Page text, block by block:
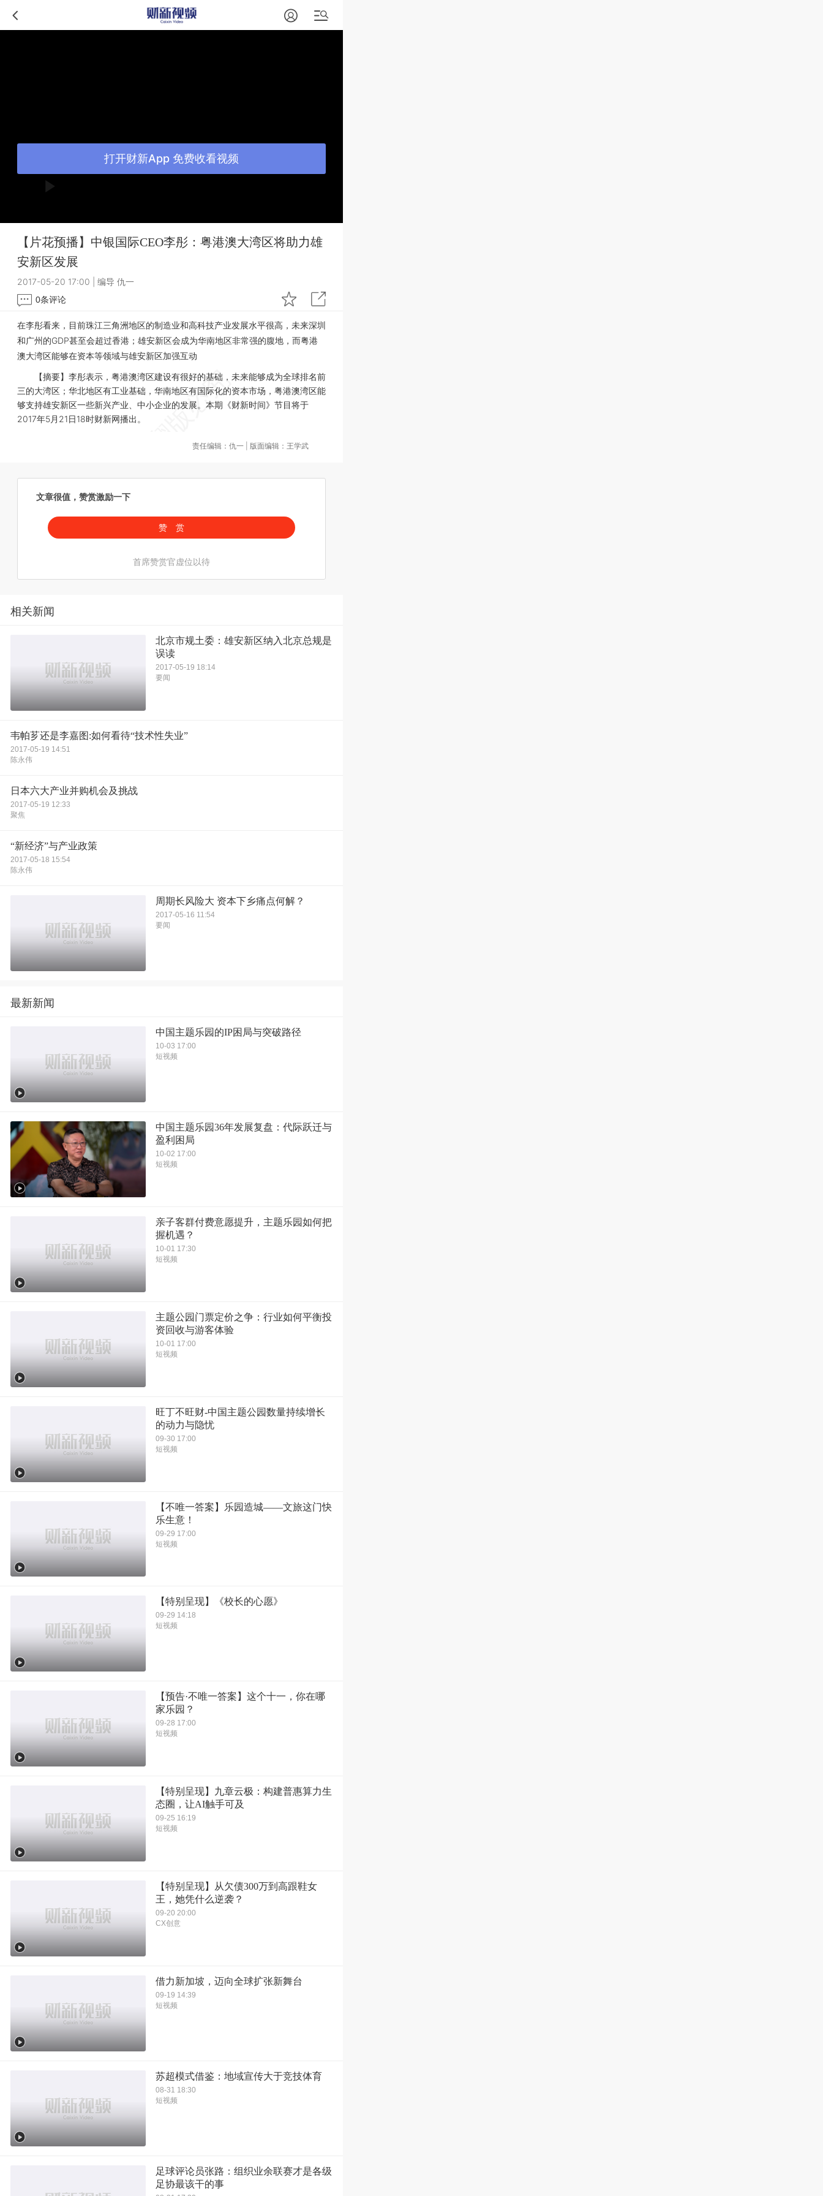
打开财新App 免费收看视频
【片花预播】中银国际CEO李彤：粤港澳大湾区将助力雄
安新区发展
2017-05-20 17:00 编导 仇一
0条评论
在李彤看来，目前珠江三角洲地区的制造业和高科技产业发展水平很高，未来深圳
和广州的GDP甚至会超过香港；雄安新区会成为华南地区非常强的腹地，而粤港
澳大湾区能够在资本等领域与雄安新区加强互动
【摘要】李彤表示，粤港澳湾区建设有很好的基础，未来能够成为全球排名前
三的大湾区；华北地区有工业基础，华南地区有国际化的资本市场，粤港澳湾区能
够支持雄安新区一些新兴产业、中小企业的发展。本期《财新时间》节目将于
2017年5月21日18时财新网播出。
责任编辑：仇一 | 版面编辑：王学武
文章很值，赞赏激励一下
赞 赏
首席赞赏官虚位以待
相关新闻
北京市规土委：雄安新区纳入北京总规是
误读
2017-05-19 18:14
要闻
韦帕芗还是李嘉图:如何看待“技术性失业”
2017-05-19 14:51
陈永伟
日本六大产业并购机会及挑战
2017-05-19 12:33
聚焦
“新经济”与产业政策
2017-05-18 15:54
陈永伟
周期长风险大 资本下乡痛点何解？
2017-05-16 11:54
要闻
最新新闻
中国主题乐园的IP困局与突破路径
10-03 17:00
短视频
中国主题乐园36年发展复盘：代际跃迁与
盈利困局
10-02 17:00
短视频
亲子客群付费意愿提升，主题乐园如何把
握机遇？
10-01 17:30
短视频
主题公园门票定价之争：行业如何平衡投
资回收与游客体验
10-01 17:00
短视频
旺丁不旺财-中国主题公园数量持续增长
的动力与隐忧
09-30 17:00
短视频
【不唯一答案】乐园造城——文旅这门快
乐生意！
09-29 17:00
短视频
【特别呈现】《校长的心愿》
09-29 14:18
短视频
【预告·不唯一答案】这个十一，你在哪
家乐园？
09-28 17:00
短视频
【特别呈现】九章云极：构建普惠算力生
态圈，让AI触手可及
09-25 16:19
短视频
【特别呈现】从欠债300万到高跟鞋女
王，她凭什么逆袭？
09-20 20:00
CX创意
借力新加坡，迈向全球扩张新舞台
09-19 14:39
短视频
苏超模式借鉴：地域宣传大于竞技体育
08-31 18:30
短视频
足球评论员张路：组织业余联赛才是各级
足协最该干的事